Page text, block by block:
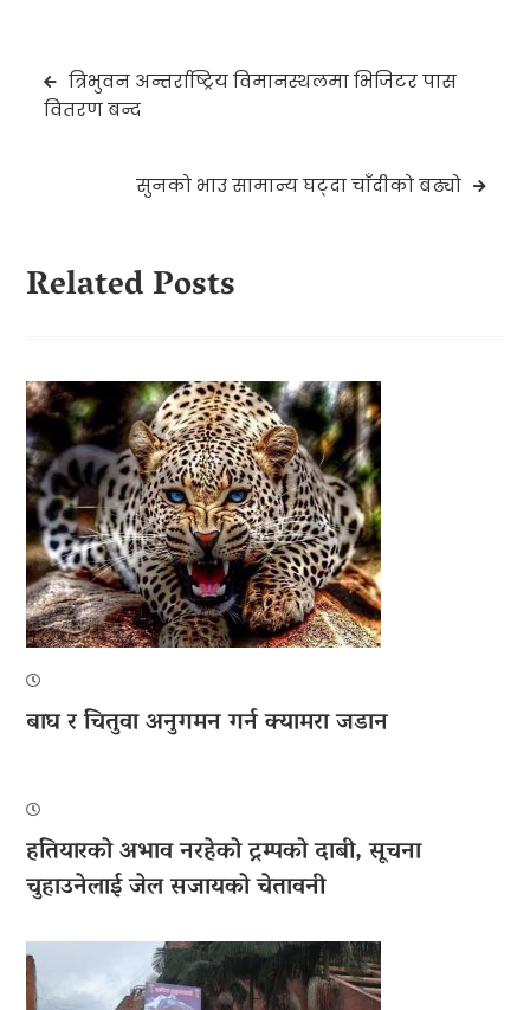
Post
navigation
त्रिभुवन अन्तर्राष्ट्रिय विमानस्थलमा भिजिटर पास
वितरण बन्द
सुनको भाउ सामान्य घट्दा चाँदीको बढ्यो
Related Posts
बाघ र चितुवा अनुगमन गर्न क्यामरा जडान
हतियारको अभाव नरहेको ट्रम्पको दाबी, सूचना
चुहाउनेलाई जेल सजायको चेतावनी